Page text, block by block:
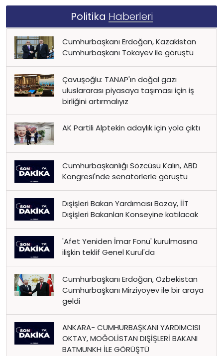
Politika Haberleri
Cumhurbaşkanı Erdoğan, Kazakistan
Cumhurbaşkanı Tokayev ile görüştü
Çavuşoğlu: TANAP'ın doğal gazı
uluslararası piyasaya taşıması için iş
birliğini artırmalıyız
AK Partili Alptekin adaylık için yola çıktı
Cumhurbaşkanlığı Sözcüsü Kalın, ABD
Kongresi'nde senatörlerle görüştü
Dışişleri Bakan Yardımcısı Bozay, İİT
Dışişleri Bakanları Konseyine katılacak
'Afet Yeniden İmar Fonu' kurulmasına
ilişkin teklif Genel Kurul'da
Cumhurbaşkanı Erdoğan, Özbekistan
Cumhurbaşkanı Mirziyoyev ile bir araya
geldi
ANKARA- CUMHURBAŞKANI YARDIMCISI
OKTAY, MOĞOLİSTAN DIŞİŞLERİ BAKANI
BATMUNKH İLE GÖRÜŞTÜ